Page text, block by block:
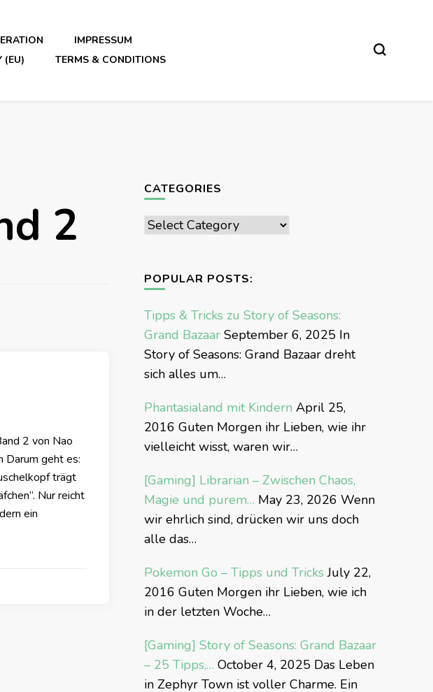
IMPRESSUM
(EU) TERMS & CONDITIONS
2
2 von Nao
Darum geht es:
trägt
Nur reicht
ein
CATEGORIES
Categories
POPULAR POSTS:
Tipps & Tricks zu Story of Seasons:
Grand BazaarSeptember 6, 2025 In
Story of Seasons: Grand Bazaar dreht
sich alles um…
Phantasialand mit Kindern April 25,
2016 Guten Morgen ihr Lieben, wie ihr
vielleicht wisst, waren wir…
[Gaming] Librarian – Zwischen Chaos,
Magie und purem… May 23, 2026 Wenn
wir ehrlich sind, drücken wir uns doch
alle das…
Pokemon Go – Tipps und Tricks July 22,
2016 Guten Morgen ihr Lieben, wie ich
in der letzten Woche…
[Gaming] Story of Seasons: Grand Bazaar
– 25 Tipps,… October 4, 2025 Das Leben
in Zephyr Town ist voller Charme. Ein